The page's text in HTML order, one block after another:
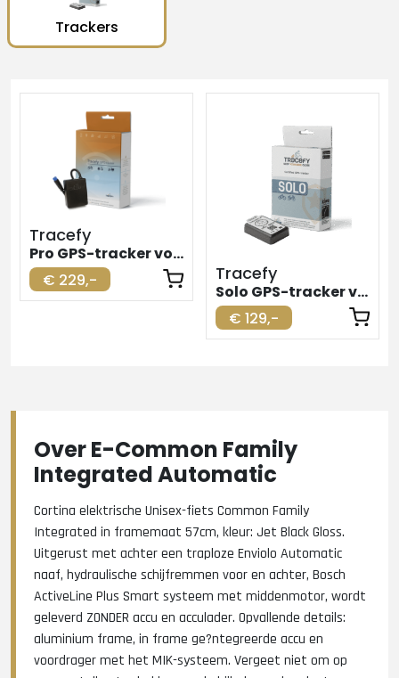
Trackers
Tracefy
Pro GPS-tracker voor elektrische fiets
€ 229,-
Tracefy
Solo GPS-tracker voor elektrische fiets
€ 129,-
Over E-Common Family
Integrated Automatic
Cortina elektrische Unisex-fiets Common Family
Integrated in framemaat 57cm, kleur: Jet Black Gloss.
Uitgerust met achter een traploze Enviolo Automatic
naaf, hydraulische schijfremmen voor en achter, Bosch
ActiveLine Plus Smart systeem met middenmotor, wordt
geleverd ZONDER accu en acculader. Opvallende details:
aluminium frame, in frame ge?ntegreerde accu en
voordrager met het MIK-systeem. Vergeet niet om op